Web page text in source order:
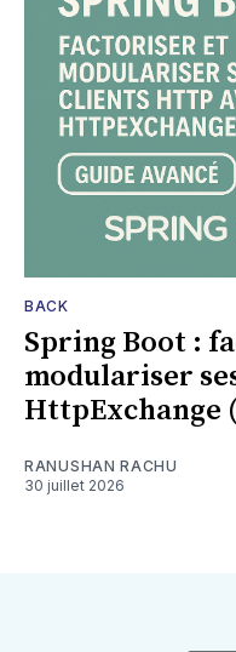
BACK
Spring Boot :
modulariser
HttpExchange
RANUSHAN RACHU
30 juillet 2026